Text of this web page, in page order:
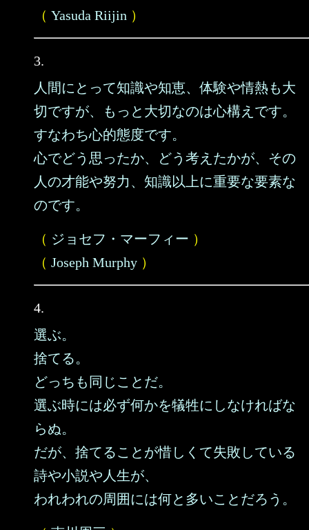
（ Yasuda Riijin ）
3.
人間にとって知識や知恵、体験や情熱も大
切ですが、もっと大切なのは心構えです。
すなわち心的態度です。
心でどう思ったか、どう考えたかが、その
人の才能や努力、知識以上に重要な要素な
のです。
（ ジョセフ・マーフィー ）
（ Joseph Murphy ）
4.
選ぶ。
捨てる。
どっちも同じことだ。
選ぶ時には必ず何かを犠牲にしなければな
らぬ。
だが、捨てることが惜しくて失敗している
詩や小説や人生が、
われわれの周囲には何と多いことだろう。